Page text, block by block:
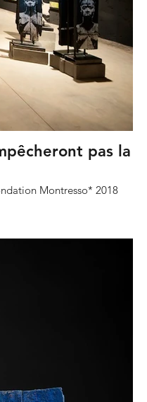
pas la
Montresso* 2018